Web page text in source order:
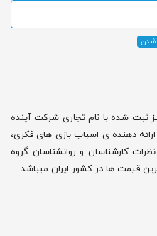
ثبت شده با نام تجاری شرکت آینده
سام آسیا با شماره ثبت 519773، ارائه دهنده ی اسباب بازی های فکری،
کارشناسان و روانشناسان گروه
قیمت ها در کشور ایران میباشد.